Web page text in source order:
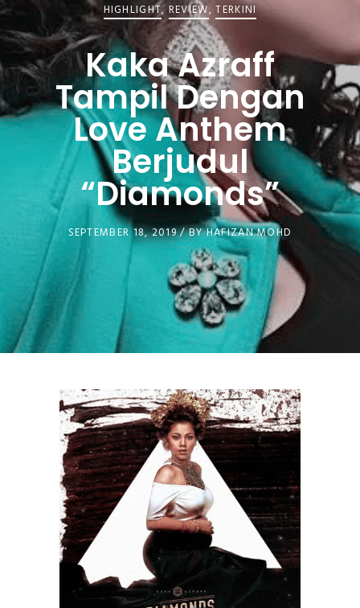
HIGHLIGHT, REVIEW,TERKINI
Kaka Azraff
Tampil Dengan
Love Anthem
Berjudul
“Diamonds”
SEPTEMBER 18, 2019 /BYHAFIZAN MOHD